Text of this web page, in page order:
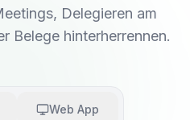
Delegieren am
Belege hinterherrennen.
Web App